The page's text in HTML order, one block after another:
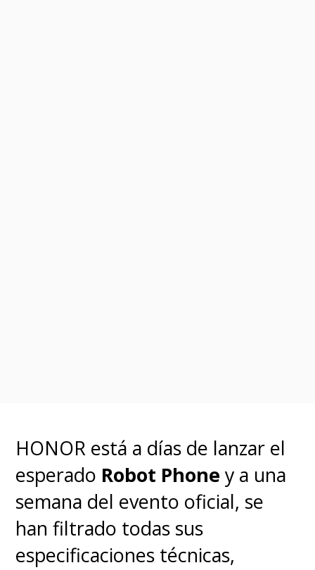
HONOR está a días de lanzar el
esperado Robot Phoney a una
semana del evento oficial, se
han filtrado todas sus
especificaciones técnicas,